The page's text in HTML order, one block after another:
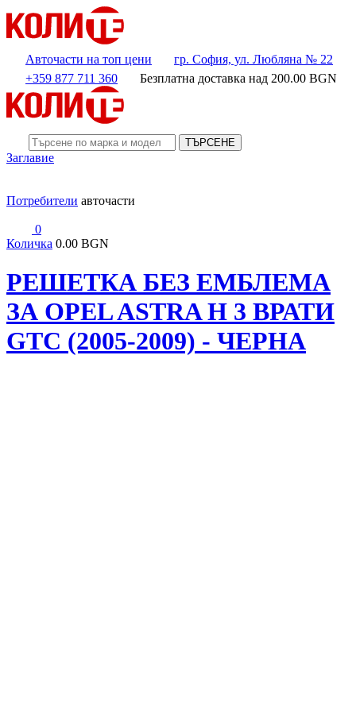
Авточасти на топ цени
гр. София, ул. Любляна № 22
+359 877 711 360
Безплатна доставка над 200.00 BGN
ТЪРСЕНЕ
Заглавие
Потребители авточасти
0
Количка 0.00 BGN
РЕШЕТКА БЕЗ ЕМБЛЕМА
ЗА OPEL ASTRA H 3 ВРАТИ
GTC (2005-2009) - ЧЕРНА